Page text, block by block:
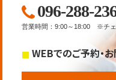
096-288-
営業時間 ： 9:00～18:00 ※チェ
WEBでのご予約・